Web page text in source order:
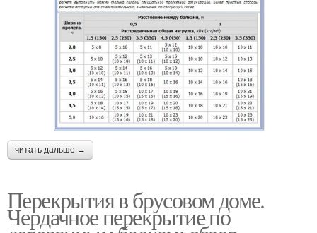
читать дальше →
Перекрытия в брусовом доме.
Чердачное перекрытие по